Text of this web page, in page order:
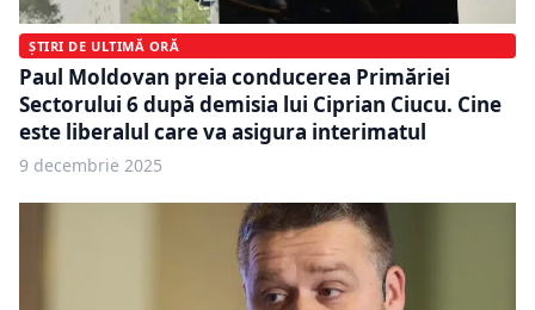
ȘTIRI DE ULTIMĂ ORĂ
Paul Moldovan preia conducerea Primăriei
Sectorului 6 după demisia lui Ciprian Ciucu. Cine
este liberalul care va asigura interimatul
9 decembrie 2025